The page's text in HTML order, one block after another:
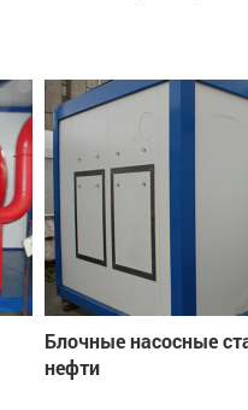
Блочные насосные
нефти